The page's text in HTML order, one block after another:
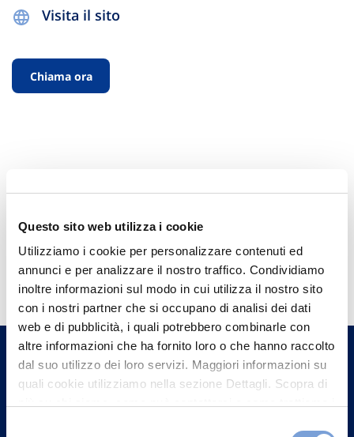
Questo sito web utilizza i cookie
Utilizziamo i cookie per personalizzare contenuti ed
annunci e per analizzare il nostro traffico. Condividiamo
inoltre informazioni sul modo in cui utilizza il nostro sito
con i nostri partner che si occupano di analisi dei dati
web e di pubblicità, i quali potrebbero combinarle con
altre informazioni che ha fornito loro o che hanno raccolto
dal suo utilizzo dei loro servizi. Maggiori informazioni su
quali cookie utilizziamo nella sezione Dettagli. Scopra di
Visita il sito
Chiama ora
Hai bisogno di
informazioni?
Trova l'Agenzia più vicina a te e parla con
un nostro Agente.
Contattaci